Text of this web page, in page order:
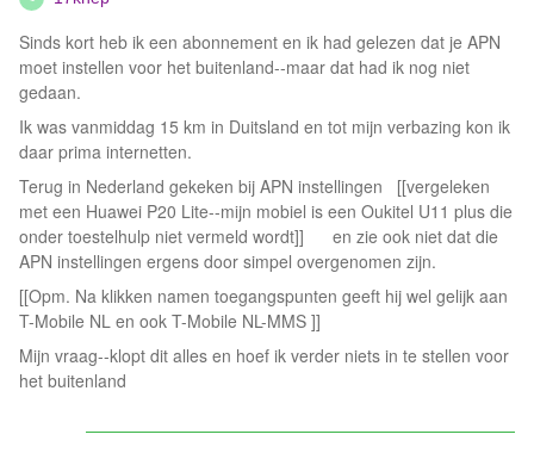
Sinds kort heb ik een abonnement en ik had gelezen dat je APN
moet instellen voor het buitenland--maar dat had ik nog niet
gedaan.
Ik was vanmiddag 15 km in Duitsland en tot mijn verbazing kon ik
daar prima internetten.
Terug in Nederland gekeken bij APN instellingen [[vergeleken
met een Huawei P20 Lite--mijn mobiel is een Oukitel U11 plus die
onder toestelhulp niet vermeld wordt]] en zie ook niet dat die
APN instellingen ergens door simpel overgenomen zijn.
[[Opm. Na klikken namen toegangspunten geeft hij wel gelijk aan
T-Mobile NL en ook T-Mobile NL-MMS ]]
Mijn vraag--klopt dit alles en hoef ik verder niets in te stellen voor
het buitenland